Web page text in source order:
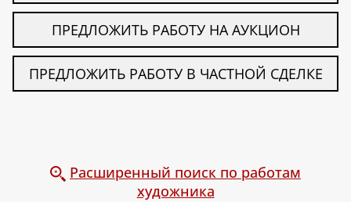
ПРЕДЛОЖИТЬ РАБОТУ НА АУКЦИОН
ПРЕДЛОЖИТЬ РАБОТУ В ЧАСТНОЙ СДЕЛКЕ
Расширенный поиск по работам
художника